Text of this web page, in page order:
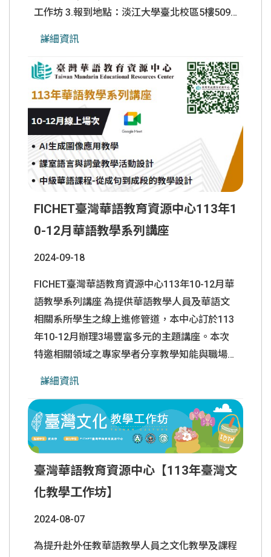
工作坊 3.報到地點：淡江大學臺北校區5樓509
參加對象：鑒於實體名額有限，本次將優先錄取
及提供獲教育部補助赴外任教華語教學人員參
加，其次開放部分名額供華語中心教師及華語文
系所學生。 5.報名連結：
https://forms.gle/FmNbmVh
詳細資訊
FICHET臺灣華語教育資源中心113年1
0-12月華語教學系列講座
2024-09-18
FICHET臺灣華語教育資源中心113年10-12月華
語教學系列講座 為提供華語教學人員及華語文
相關系所學生之線上進修管道，本中心訂於113
年10-12月辦理3場豐富多元的主題講座。本次
特邀相關領域之專家學者分享教學知能與職場經
次報名參加! 1.參加對象：我國華語教學人員、
華語文教學系所學生及對華語文教學有興趣者。
2.課程資訊及活動報名網址：
https://forms.gle/wgD9LkdwLCBp3BjW9 講座
詳細資訊
臺灣華語教育資源中心【113年臺灣文
化教學工作坊】
2024-08-07
為提升赴外任教華語教學人員之文化教學及課程